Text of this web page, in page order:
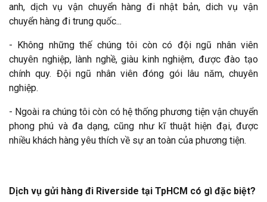
anh, dịch vụ vận chuyển hàng đi nhật bản, dich vụ vận
chuyển hàng đi trung quốc...
- Không những thế chúng tôi còn có đội ngũ nhân viên
chuyên nghiệp, lành nghề, giàu kinh nghiệm, được đào tạo
chính quy. Đội ngũ nhân viên đóng gói lâu năm, chuyên
nghiệp.
- Ngoài ra chúng tôi còn có hệ thống phương tiện vận chuyển
phong phú và đa dạng, cũng như kĩ thuật hiện đại, được
nhiều khách hàng yêu thích về sự an toàn của phương tiện.
Dịch vụ gửi hàng đi Riverside tại TpHCM có gì đặc biệt?